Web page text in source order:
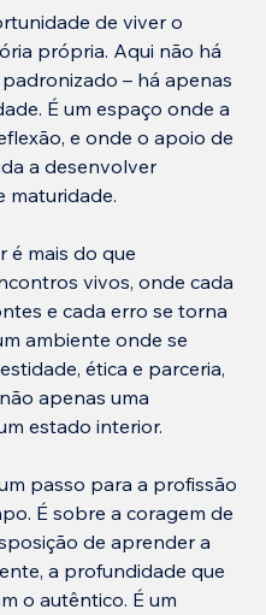
de viver o
própria. Aqui não há
– há apenas
É um espaço onde a
e onde o apoio de
a desenvolver
maturidade.
é mais do que
vivos, onde cada
e cada erro se torna
ambiente onde se
ética e parceria,
apenas uma
estado interior.
passo para a profissão
É sobre a coragem de
de aprender a
a profundidade que
o autêntico. É um